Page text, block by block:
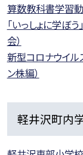
算数教科書学習
「いっしょに学ぼ
会）
新型コロナウイル
ン株編）
軽井沢町内